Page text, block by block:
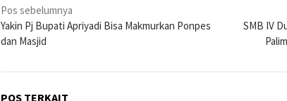
Navigasi
pos
Pos sebelumnya
Yakin Pj Bupati Apriyadi Bisa Makmurkan Ponpes
dan Masjid
SMB IV
POS TERKAIT